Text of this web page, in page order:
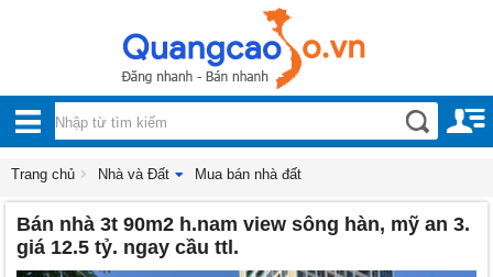
BỘ
DANH
MỤC
Nội, ngoại thất
Điện thoại, Viễn thông
Dịch vụ
Công nghiệp, xây dựng
Trang chủ Nhà và Đất Mua bán nhà đất
Bán nhà 3t 90m2 h.nam view sông hàn, mỹ an 3.
giá 12.5 tỷ. ngay cầu ttl.